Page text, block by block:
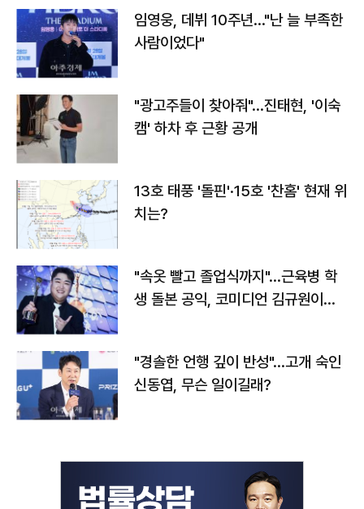
임영웅, 데뷔 10주년…"난 늘 부족한
사람이었다"
"광고주들이 찾아줘"…진태현, '이숙
캠' 하차 후 근황 공개
13호 태풍 '돌핀'·15호 '찬홈' 현재 위
치는?
"속옷 빨고 졸업식까지"…근육병 학
생 돌본 공익, 코미디언 김규원이었
"경솔한 언행 깊이 반성"…고개 숙인
신동엽, 무슨 일이길래?